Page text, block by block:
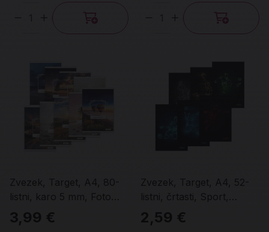
Količina Količina
Zvezek, Target, A4, 80-
listni, karo 5 mm, Foto
Frame, različni motivi
3,99 €
Zvezek, Target, A4, 52-
listni, črtasti, Sport,
različni motivi
2,59 €